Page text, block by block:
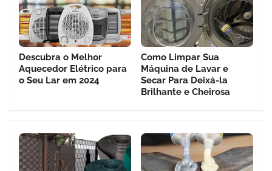
Descubra o Melhor
Aquecedor Elétrico para
o Seu Lar em 2024
Como Limpar Sua
Máquina de Lavar e
Secar Para Deixá-la
Brilhante e Cheirosa